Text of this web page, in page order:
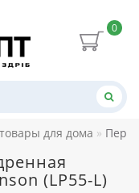
0
для дома
(LP55-L)